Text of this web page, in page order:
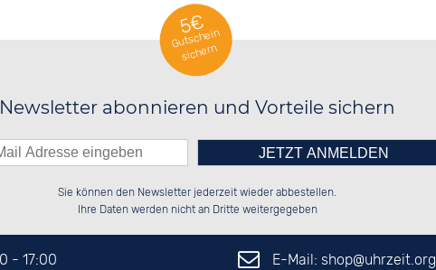
5€
Gutschein
sichern
Newsletter abonnieren und Vorteile sichern
░░░░██░░░░░░██░░██░░██░░██░░░░░░
░░████░░░░████░░██░░██░░██████░░
██░░░░░░░░░░██░░██░░██░░░░░░██░░
Bitte tragen Sie die Zahl in
das nebenstehende Feld ein.
Sie können den Newsletter jederzeit wieder abbestellen.
Ihre Daten werden nicht an Dritte weitergegeben
- 17:00 E-Mail: shop@uhrzeit.org